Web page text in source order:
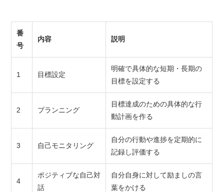
番
号
内容 説明
1 目標設定
明確で具体的な短期・長期の
目標を設定する
2 プランニング
目標達成のための具体的な行
動計画を作る
3 自己モニタリング
自分の行動や進捗を定期的に
記録し評価する
4
ポジティブな自己対
話
自分自身に対して励ましの言
葉をかける